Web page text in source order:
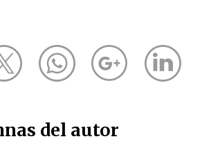
del autor